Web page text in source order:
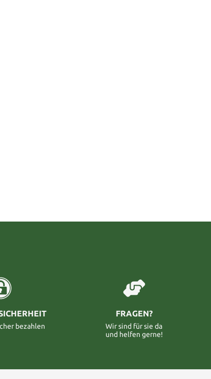
bezahlen
FRAGEN?
Wir sind für sie da
und helfen gerne!